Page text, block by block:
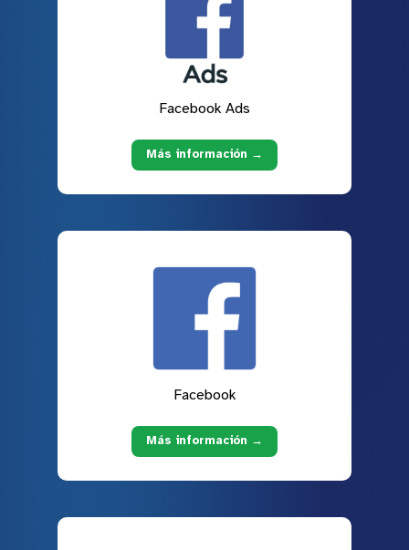
Facebook Ads
Más información →
Facebook
Más información →